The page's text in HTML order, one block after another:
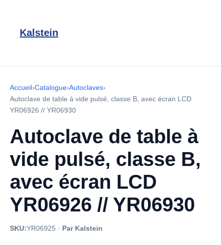
Kalstein
Accueil›Catalogue›Autoclaves›
Autoclave de table à vide pulsé, classe B, avec écran LCD
YR06926 // YR06930
Autoclave de table à
vide pulsé, classe B,
avec écran LCD
YR06926 // YR06930
SKU:YR06925 · Par Kalstein